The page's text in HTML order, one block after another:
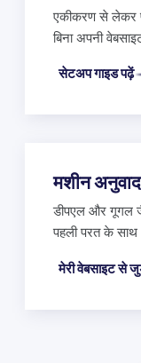
एकीकरण से लेकर
बिना अपनी
सेटअप गाइड पढ़ें
मशीन अनुवाद
डीपएल और गूगल
पहली परत के
मेरी वेबसाइट से